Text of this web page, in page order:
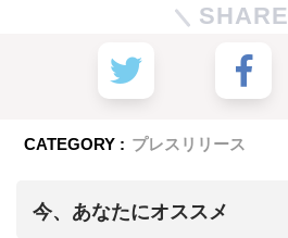
SHARE
CATEGORY : プレスリリース
今、あなたにオススメ